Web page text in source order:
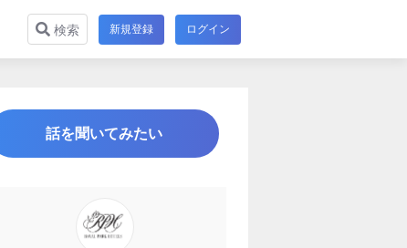
検索 新規登録 ログイン
話を聞いてみたい